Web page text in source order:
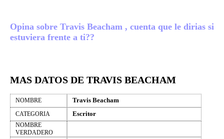
Opina sobre Travis Beacham , cuenta que le dirias si
estuviera frente a ti??
MAS DATOS DE TRAVIS BEACHAM
NOMBRE Travis Beacham
CATEGORIA Escritor
NOMBRE
VERDADERO